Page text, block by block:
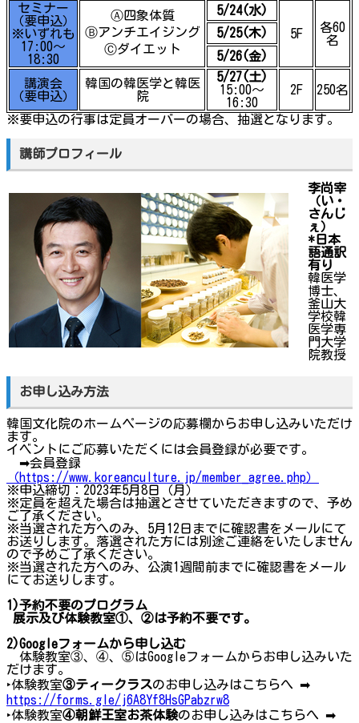
セミナー
（要申込）
※いずれも
17:00～
18:30
Ⓐ四象体質
Ⓑアンチエイジング
Ⓒダイエット
5/24(水)
5F
各60
名
5/25(木)
5/26(金)
講演会
（要申込）
韓国の韓医学と韓医
院
5/27(土)
15:00～
16:30
2F 250名
※要申込の行事は定員オーバーの場合、抽選となります。
講師プロフィール
李尚宰
（い・
さんじ
ぇ）
*日本
語通訳
有り
韓医学
博士、
釜山大
学校韓
医学専
門大学
院教授
お申し込み方法
韓国文化院のホームページの応募欄からお申し込みいただけ
ます。
イベントにご応募いただくには会員登録が必要です。
➡会員登録
（https://www.koreanculture.jp/member_agree.php）
※申込締切：2023年5月8日（月）
※定員を超えた場合は抽選とさせていただきますので、予め
ご了承ください。
※当選された方へのみ、5月12日までに確認書をメールにて
お送りします。落選された方には別途ご連絡をいたしません
ので予めご了承ください。
※当選された方へのみ、公演1週間前までに確認書をメール
にてお送りします。
1)予約不要のプログラム
展示及び体験教室①、②は予約不要です。
2)Googleフォームから申し込む
体験教室③、④、⑤はGoogleフォームからお申し込みいた
だけます。
‣体験教室③ティークラスのお申し込みはこちらへ ➡
https://forms.gle/j6A8Yf8HsGPabzrw8
‣体験教室④朝鮮王室お茶体験のお申し込みはこちらへ ➡